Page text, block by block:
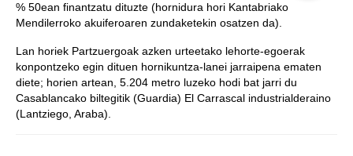
% 50ean finantzatu dituzte (hornidura hori Kantabriako
Mendilerroko akuiferoaren zundaketekin osatzen da).
Lan horiek Partzuergoak azken urteetako lehorte-egoerak
konpontzeko egin dituen hornikuntza-lanei jarraipena ematen
diete; horien artean, 5.204 metro luzeko hodi bat jarri du
Casablancako biltegitik (Guardia) El Carrascal industrialderaino
(Lantziego, Araba).